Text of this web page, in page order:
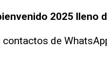
2025 lleno